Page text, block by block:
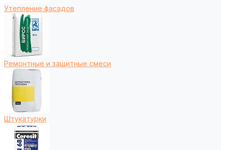
Утепление фасадов
Ремонтные и защитные смеси
Штукатурки